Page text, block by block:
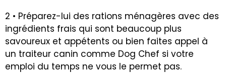
2 • Préparez-lui des rations ménagères avec des
ingrédients frais qui sont beaucoup plus
savoureux et appétents ou bien faites appel à
un traiteur canin comme Dog Chef si votre
emploi du temps ne vous le permet pas.